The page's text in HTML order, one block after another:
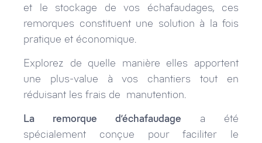
et le stockage de vos échafaudages, ces
remorques constituent une solution à la fois
pratique et économique.
Explorez de quelle manière elles apportent
une plus-value à vos chantiers tout en
réduisant les frais de manutention.
La remorque d’échafaudage a été
spécialement conçue pour faciliter le